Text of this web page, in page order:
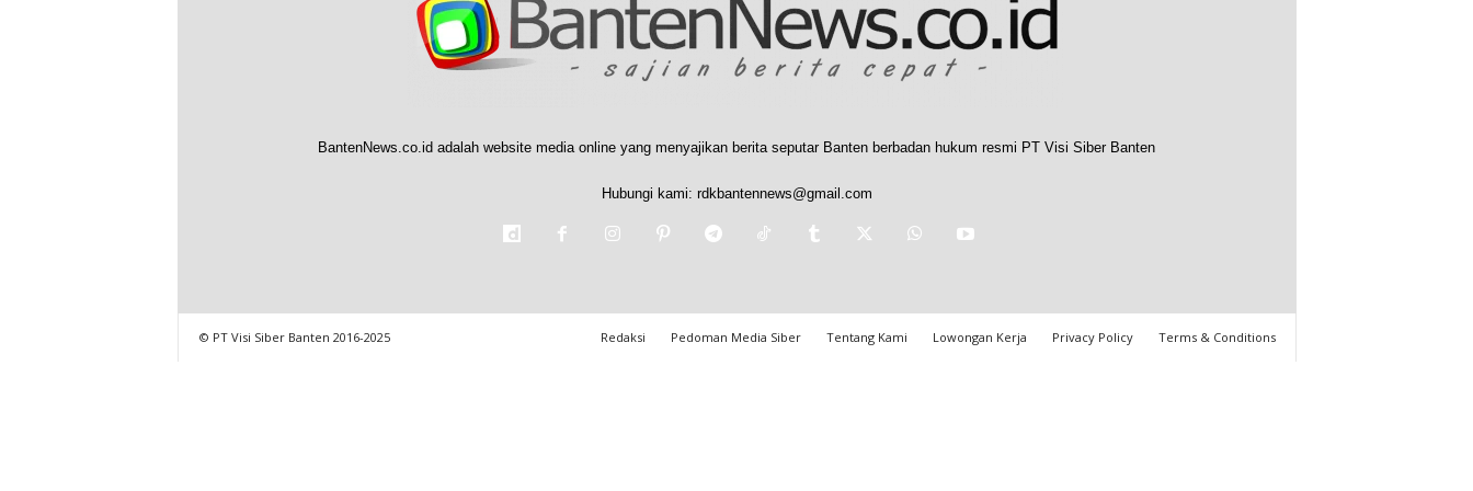
BantenNews.co.id adalah website media online yang menyajikan berita seputar Banten berbadan hukum resmi PT Visi Siber Banten
Hubungi kami: rdkbantennews@gmail.com
Redaksi Pedoman Media Siber Tentang Kami Lowongan Kerja Privacy Policy Terms & Conditions
© PT Visi Siber Banten 2016-2025